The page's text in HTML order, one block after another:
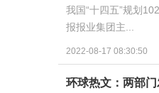
我国“十四五”规划
报报业集团主...
2022-08-17 08:30:50
环球热文：两部